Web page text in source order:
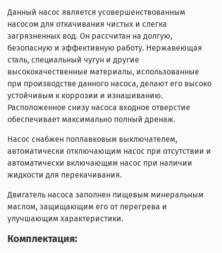
Данный насос является усовершенствованным
насосом для откачивания чистых и слегка
загрязненных вод. Он рассчитан на долгую,
безопасную и эффективную работу. Нержавеющая
сталь, специальный чугун и другие
высококачественные материалы, использованные
при производстве данного насоса, делают его высоко
устойчивым к коррозии и изнашиванию.
Расположенное снизу насоса входное отверстие
обеспечивает максимально полный дренаж.
Насос снабжен поплавковым выключателем,
автоматически отключающим насос при отсутствии и
автоматически включающим насос при наличии
жидкости для перекачивания.
Двигатель насоса заполнен пищевым минеральным
маслом, защищающим его от перегрева и
улучшающим характеристики.
Комплектация: